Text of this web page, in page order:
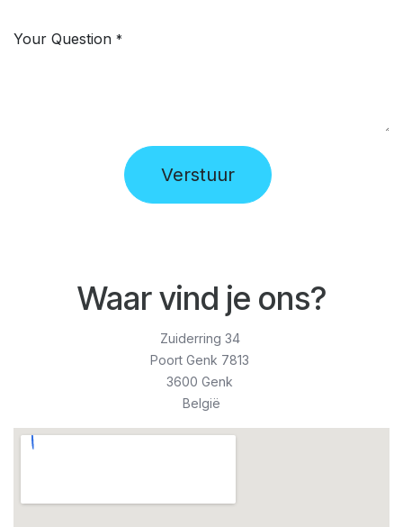
Your Question *
Verstuur
Waar vind je ons?
Zuiderring 34
Poort Genk 7813
3600 Genk
België